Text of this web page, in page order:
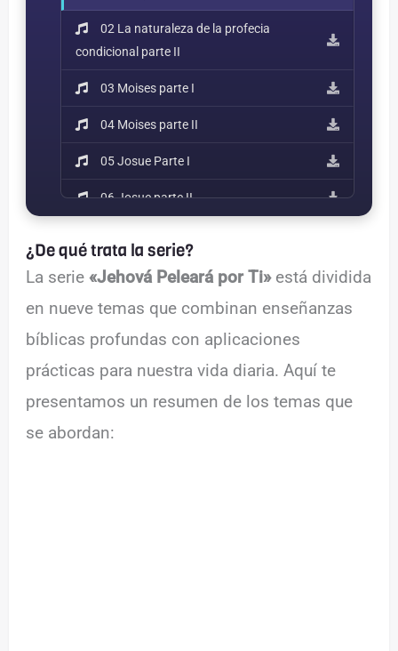
02 La naturaleza de la profecia
condicional parte II
03 Moises parte I
04 Moises parte II
05 Josue Parte I
06 Josue parte II
08 Elias
09 Josafat
¿De qué trata la serie?
La serie«Jehová Peleará por Ti»está dividida
en nueve temas que combinan enseñanzas
bíblicas profundas con aplicaciones
prácticas para nuestra vida diaria. Aquí te
presentamos un resumen de los temas que
se abordan: